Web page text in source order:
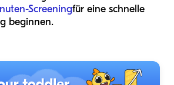
Screeningfür eine schnelle
beginnen.